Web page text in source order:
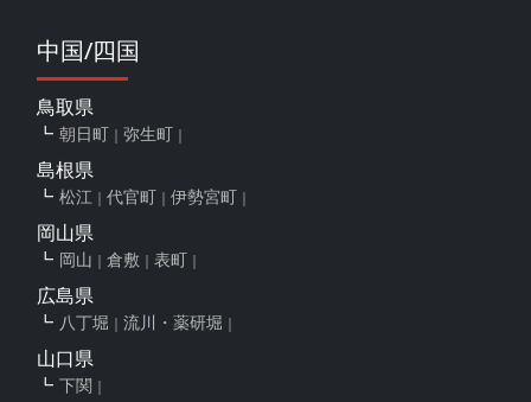
中国/四国
鳥取県
朝日町 弥生町
島根県
松江 代官町 伊勢宮町
岡山県
岡山 倉敷 表町
広島県
八丁堀 流川・薬研堀
山口県
下関